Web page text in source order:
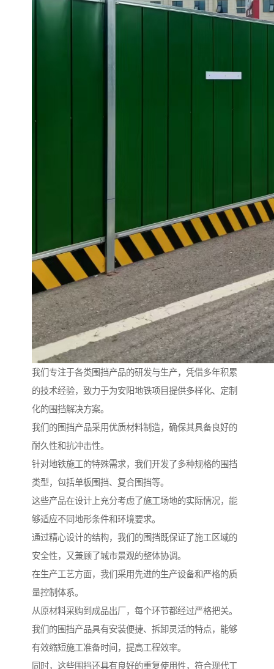
我们专注于各类围挡产品的研发与生产，凭借多年积累
的技术经验，致力于为安阳地铁项目提供多样化、定制
化的围挡解决方案。
我们的围挡产品采用优质材料制造，确保其具备良好的
耐久性和抗冲击性。
针对地铁施工的特殊需求，我们开发了多种规格的围挡
类型，包括单板围挡、复合围挡等。
这些产品在设计上充分考虑了施工场地的实际情况，能
够适应不同地形条件和环境要求。
通过精心设计的结构，我们的围挡既保证了施工区域的
安全性，又兼顾了城市景观的整体协调。
在生产工艺方面，我们采用先进的生产设备和严格的质
量控制体系。
从原材料采购到成品出厂，每个环节都经过严格把关。
我们的围挡产品具有安装便捷、拆卸灵活的特点，能够
有效缩短施工准备时间，提高工程效率。
同时，这些围挡还具有良好的重复使用性，符合现代工